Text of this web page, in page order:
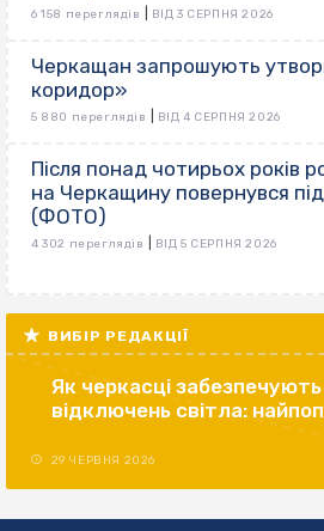
6 158 переглядів ВІД 3 СЕРПНЯ 2026
Черкащан запрошують
коридор»
5 880 переглядів ВІД 4 СЕРПНЯ 2026
Після понад чотирьох років
на Черкащину повернувся
(ФОТО)
4 302 переглядів ВІД 5 СЕРПНЯ 2026
ВИБІР РЕДАКЦІЇ
Як черкасці
відключень світла:
29 ЧЕРВНЯ 2026